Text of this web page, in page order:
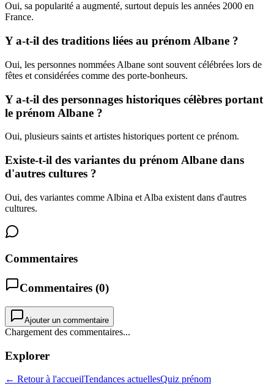
Oui, sa popularité a augmenté, surtout depuis les années 2000 en
France.
Y a-t-il des traditions liées au prénom Albane ?
Oui, les personnes nommées Albane sont souvent célébrées lors de
fêtes et considérées comme des porte-bonheurs.
Y a-t-il des personnages historiques célèbres portant
le prénom Albane ?
Oui, plusieurs saints et artistes historiques portent ce prénom.
Existe-t-il des variantes du prénom Albane dans
d'autres cultures ?
Oui, des variantes comme Albina et Alba existent dans d'autres
cultures.
Commentaires
Commentaires (0)
Ajouter un commentaire
Chargement des commentaires...
Explorer
← Retour à l'accueilTendances actuellesQuiz prénom